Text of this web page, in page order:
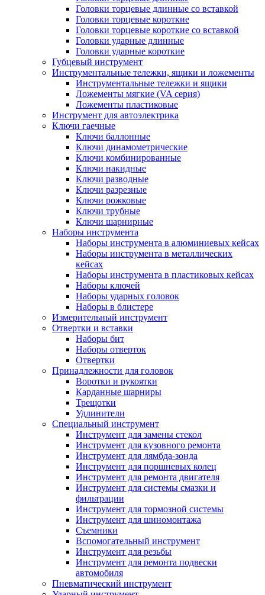
Головки торцевые длинные со вставкой
Головки торцевые короткие
Головки торцевые короткие со вставкой
Головки ударные длинные
Головки ударные короткие
Губцевый инструмент
Инструментальные тележки, ящики и ложементы
Инструментальные тележки и ящики
Ложементы мягкие (VA серия)
Ложементы пластиковые
Инструмент для автоэлектрика
Ключи гаечные
Ключи баллонные
Ключи динамометрические
Ключи комбинированные
Ключи накидные
Ключи разводные
Ключи разрезные
Ключи рожковые
Ключи трубные
Ключи шарнирные
Наборы инструмента
Наборы инструмента в алюминиевых кейсах
Наборы инструмента в металлических
кейсах
Наборы инструмента в пластиковых кейсах
Наборы ключей
Наборы ударных головок
Наборы в блистере
Измерительный инструмент
Отвертки и вставки
Наборы бит
Наборы отверток
Отвертки
Принадлежности для головок
Воротки и рукоятки
Карданные шарниры
Трещотки
Удлинители
Специальный инструмент
Инструмент для замены стекол
Инструмент для кузовного ремонта
Инструмент для лямбда-зонда
Инструмент для поршневых колец
Инструмент для ремонта двигателя
Инструмент для системы смазки и
фильтрации
Инструмент для тормозной системы
Инструмент для шиномонтажа
Съемники
Вспомогательный инструмент
Инструмент для резьбы
Инструмент для ремонта подвески
автомобиля
Пневматический инструмент